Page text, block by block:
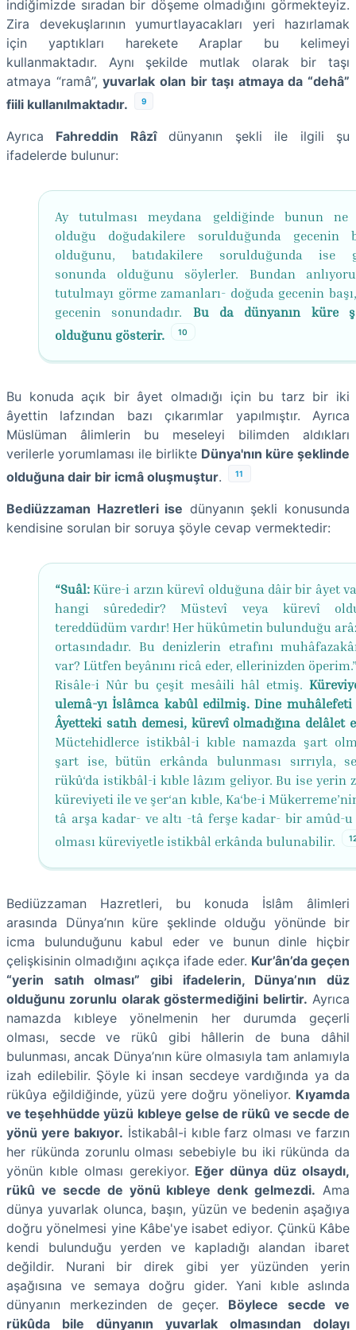
indiğimizde sıradan bir döşeme olmadığını görmekteyiz.
Zira devekuşlarının yumurtlayacakları yeri hazırlamak
için yaptıkları harekete Araplar bu kelimeyi
kullanmaktadır. Aynı şekilde mutlak olarak bir taşı
atmaya “ramâ”,yuvarlak olan bir taşı atmaya da “dehâ”
fiili kullanılmaktadır.
9
Ayrıca Fahreddin Râzîdünyanın şekli ile ilgili şu
ifadelerde bulunur:
Ay tutulması meydana geldiğinde bunun ne
olduğu doğudakilere sorulduğunda gecenin
olduğunu, batıdakilere sorulduğunda ise
sonunda olduğunu söylerler. Bundan
tutulmayı görme zamanları- doğuda gecenin
gecenin sonundadır. Bu da dünyanın küre
olduğunu gösterir.
10
Bu konuda açık bir âyet olmadığı için bu tarz bir iki
âyettin lafzından bazı çıkarımlar yapılmıştır. Ayrıca
Müslüman âlimlerin bu meseleyi bilimden aldıkları
verilerle yorumlaması ile birlikte Dünya'nın küre şeklinde
olduğuna dair bir icmâ oluşmuştur. 11
Bediüzzaman Hazretleri ise dünyanın şekli konusunda
kendisine sorulan bir soruya şöyle cevap vermektedir:
“Suâl: Küre-i arzın kürevî olduğuna dâir bir âyet
hangi sûrededir? Müstevî veya kürevî
tereddüdüm vardır! Her hükûmetin bulunduğu
ortasındadır. Bu denizlerin etrafını
var? Lütfen beyânını ricâ eder, ellerinizden
Risâle-i Nûr bu çeşit mesâili hâl etmiş.
ulemâ-yı İslâmca kabûl edilmiş. Dine muhâlefeti
Âyetteki satıh demesi, kürevî olmadığına delâlet
Müctehidlerce istikbâl-i kıble namazda şart
şart ise, bütün erkânda bulunması sırrıyla,
rükû‘da istikbâl-i kıble lâzım geliyor. Bu ise yerin
küreviyeti ile ve şer‘an kıble, Ka‘be-i
tâ arşa kadar- ve altı -tâ ferşe kadar- bir amûd-
olması küreviyetle istikbâl erkânda bulunabilir.
Bediüzzaman Hazretleri, bu konuda İslâm âlimleri
arasında Dünya’nın küre şeklinde olduğu yönünde bir
icma bulunduğunu kabul eder ve bunun dinle hiçbir
çelişkisinin olmadığını açıkça ifade eder. Kur’ân’da geçen
“yerin satıh olması” gibi ifadelerin, Dünya’nın düz
olduğunu zorunlu olarak göstermediğini belirtir. Ayrıca
namazda kıbleye yönelmenin her durumda geçerli
olması, secde ve rükû gibi hâllerin de buna dâhil
bulunması, ancak Dünya’nın küre olmasıyla tam anlamıyla
izah edilebilir. Şöyle ki insan secdeye vardığında ya da
rükûya eğildiğinde, yüzü yere doğru yöneliyor. Kıyamda
ve teşehhüdde yüzü kıbleye gelse de rükû ve secde de
yönü yere bakıyor. İstikabâl-i kıble farz olması ve farzın
her rükünda zorunlu olması sebebiyle bu iki rükünda da
yönün kıble olması gerekiyor. Eğer dünya düz olsaydı,
rükû ve secde de yönü kıbleye denk gelmezdi. Ama
dünya yuvarlak olunca, başın, yüzün ve bedenin aşağıya
doğru yönelmesi yine Kâbe'ye isabet ediyor. Çünkü Kâbe
kendi bulunduğu yerden ve kapladığı alandan ibaret
değildir. Nurani bir direk gibi yer yüzünden yerin
aşağısına ve semaya doğru gider. Yani kıble aslında
dünyanın merkezinden de geçer. Böylece secde ve
rükûda bile dünyanın yuvarlak olmasından dolayı